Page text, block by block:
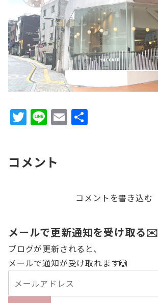
T
w
te
Li
n
E
m
コメント
コメントを書き込む
メールで更新通知を受け取る✉️
ブログが更新されると、
メールで通知が受け取れます🙆